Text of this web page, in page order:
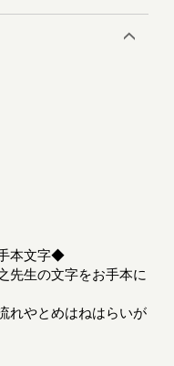
本文字◆
先生の文字をお手本に
れやとめはねはらいが